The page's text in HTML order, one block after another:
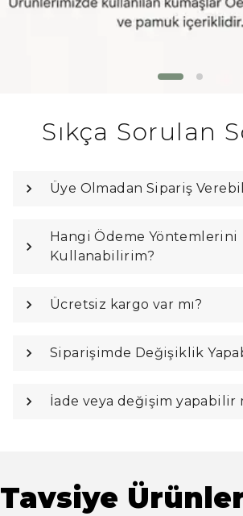
Sıkça Sorulan
Üye Olmadan Sipariş
Hangi Ödeme Yöntemlerini
Kullanabilirim?
Ücretsiz kargo var mı?
Siparişimde Değişiklik
İade veya değişim yapabilir
Tavsiye